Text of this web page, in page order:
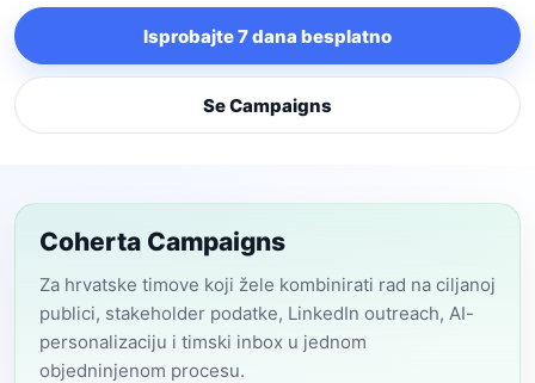
Isprobajte 7 dana besplatno
Se Campaigns
Coherta Campaigns
Za hrvatske timove koji žele kombinirati rad na ciljanoj
publici, stakeholder podatke, LinkedIn outreach, AI-
personalizaciju i timski inbox u jednom
objedninjenom procesu.